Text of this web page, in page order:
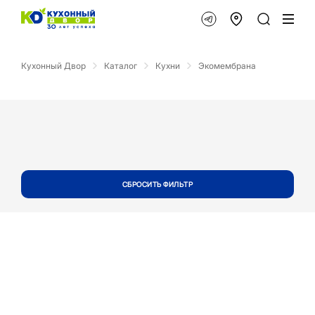
Кухонный Двор Каталог Кухни Экомембрана
СБРОСИТЬ ФИЛЬТР